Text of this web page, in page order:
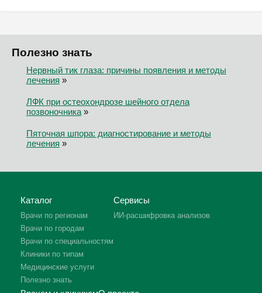
Полезно знать
Нервный тик глаза: причины появления и методы
лечения »
ЛФК при остеохондрозе шейного отдела
позвоночника»
Пяточная шпора: диагностирование и методы
лечения »
Каталог
Врачи по регионам
Врачи по городам
Врачи по специальностям
Клиники по типам
Медицинские услуги
Полезно знать
Сервисы
ИИ-расшифровка анализов